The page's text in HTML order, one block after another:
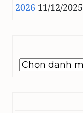
2026 11/12/2025
Mục
lục